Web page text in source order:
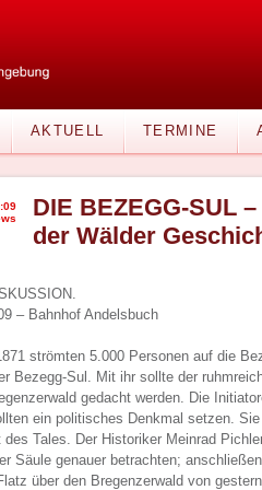
AKTUELL TERMINE
DIE BEZEGG-SUL
der Wälder
– Bahnhof Andelsbuch
strömten 5.000 Personen auf die
Bezegg-Sul. Mit ihr sollte der
gedacht werden. Die
ein politisches Denkmal setzen.
des Tales. Der Historiker Meinrad
Säule genauer betrachten;
über den Bregenzerwald von